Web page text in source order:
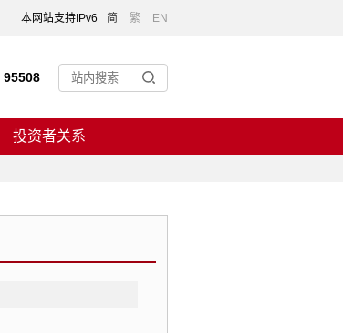
本网站支持IPv6 简 繁 EN
95508
投资者关系